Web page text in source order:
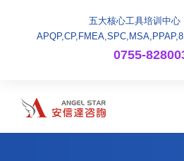
五大核心工具培训中心
0755-